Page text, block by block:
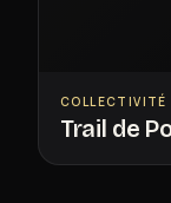
COLLECTIVITÉ
Trail de